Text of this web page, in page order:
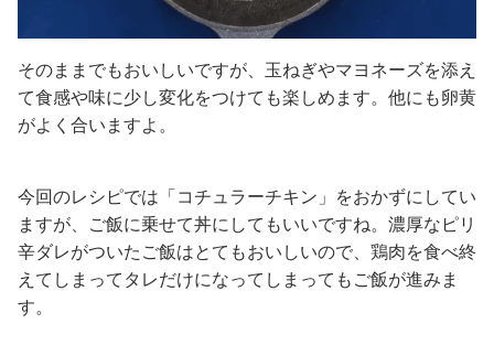
そのままでもおいしいですが、玉ねぎやマヨネーズを添え
て食感や味に少し変化をつけても楽しめます。他にも卵黄
がよく合いますよ。
今回のレシピでは「コチュラーチキン」をおかずにしてい
ますが、ご飯に乗せて丼にしてもいいですね。濃厚なピリ
辛ダレがついたご飯はとてもおいしいので、鶏肉を食べ終
えてしまってタレだけになってしまってもご飯が進みま
す。